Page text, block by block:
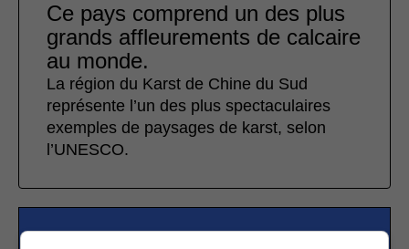
Ce pays comprend un des plus
grands affleurements de calcaire
au monde.
La région du Karst de Chine du Sud
représente l’un des plus spectaculaires
exemples de paysages de karst, selon
l’UNESCO.